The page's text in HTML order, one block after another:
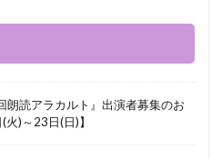
朗読アラカルト』出演者募集のお
)～23日(日)】